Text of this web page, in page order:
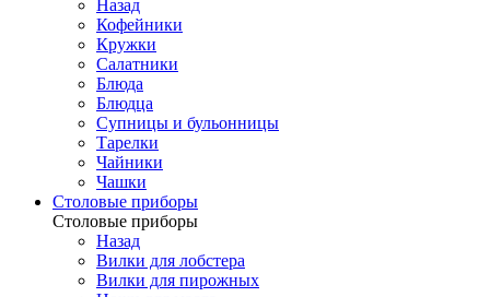
Назад
Кофейники
Кружки
Салатники
Блюда
Блюдца
Супницы и бульонницы
Тарелки
Чайники
Чашки
Cтоловые приборы
Cтоловые приборы
Назад
Вилки для лобстера
Вилки для пирожных